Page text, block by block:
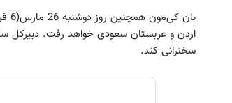
اردن و عربستان سعودی خواهد رفت. دبیرکل
سخنرانی کند.
خرید